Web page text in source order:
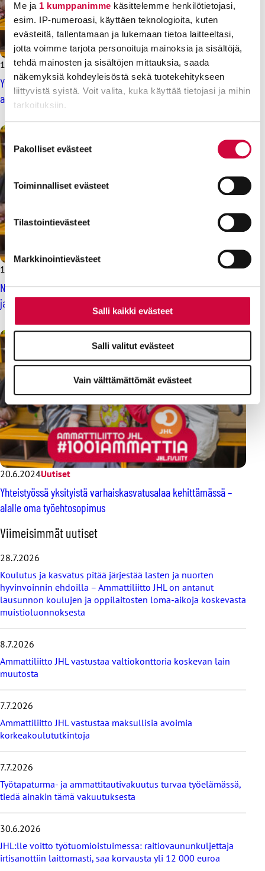
Me ja 1 kumppanimme käsittelemme henkilötietojasi,
esim. IP-numeroasi, käyttäen teknologioita, kuten
evästeitä, tallentamaan ja lukemaan tietoa laitteeltasi,
jotta voimme tarjota personoituja mainoksia ja sisältöjä,
tehdä mainosten ja sisältöjen mittauksia, saada
näkemyksiä kohdeyleisöstä sekä tuotekehitykseen
liittyvistä syistä. Voit valita, kuka käyttää tietojasi ja mihin
tarkoituksiin.
voit määrittää asetuksesi
. Voit muuttaa
parantavia, ja osaa käytetään tilastointi- tai
valinta
Pakolliset evästeet
Toiminnalliset evästeet
Tilastointievästeet
Markkinointievästeet
Salli kaikki evästeet
Salli valitut evästeet
Vain välttämättömät evästeet
17.9.2024 Uutiset
Yksityisen varhaiskasvatusalan työehtosopimusneuvottelut
alkavat
10.10.2024
Neuvottelut yksityisen varhaiskasvatuksen työehdoista
jatkuvat, ensi viikolla lomatauko
20.6.2024Uutiset
Yhteistyössä yksityistä varhaiskasvatusalaa kehittämässä –
alalle oma työehtosopimus
O
h
i
t
a
v
i
i
i
s
i
ä
t
u
u
t
i
e
t
Viimeisimmät uutiset
28.7.2026
Koulutus ja kasvatus pitää järjestää lasten ja nuorten
hyvinvoinnin ehdoilla – Ammattiliitto JHL on antanut
lausunnon koulujen ja oppilaitosten loma-aikoja koskevasta
muistioluonnoksesta
8.7.2026
Ammattiliitto JHL vastustaa valtiokonttoria koskevan lain
muutosta
7.7.2026
Ammattiliitto JHL vastustaa maksullisia avoimia
korkeakoulututkintoja
7.7.2026
Työtapaturma- ja ammattitautivakuutus turvaa työelämässä,
tiedä ainakin tämä vakuutuksesta
30.6.2026
JHL:lle voitto työtuomioistuimessa: raitiovaununkuljettaja
irtisanottiin laittomasti, saa korvausta yli 12 000 euroa